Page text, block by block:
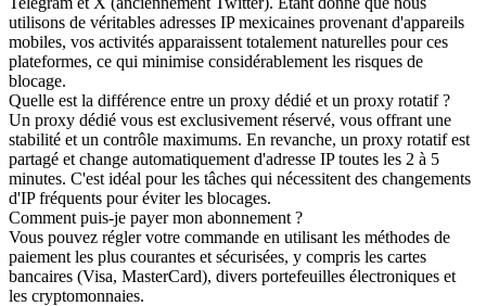
utilisons de véritables adresses IP mexicaines provenant d'appareils
mobiles, vos activités apparaissent totalement naturelles pour ces
plateformes, ce qui minimise considérablement les risques de
blocage.
Quelle est la différence entre un proxy dédié et un proxy rotatif ?
Un proxy dédié vous est exclusivement réservé, vous offrant une
stabilité et un contrôle maximums. En revanche, un proxy rotatif est
partagé et change automatiquement d'adresse IP toutes les 2 à 5
minutes. C'est idéal pour les tâches qui nécessitent des changements
d'IP fréquents pour éviter les blocages.
Comment puis-je payer mon abonnement ?
Vous pouvez régler votre commande en utilisant les méthodes de
paiement les plus courantes et sécurisées, y compris les cartes
bancaires (Visa, MasterCard), divers portefeuilles électroniques et
les cryptomonnaies.